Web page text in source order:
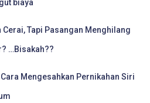
biaya
Cerai, Tapi Pasangan Menghilang
…Bisakah??
Cara Mengesahkan Pernikahan Siri